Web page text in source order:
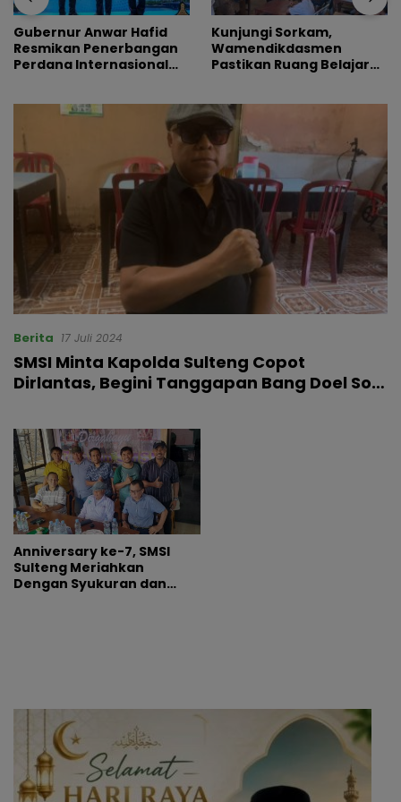
Gubernur Anwar Hafid
Resmikan Penerbangan
Perdana Internasional
Kunjungi Sorkam,
Wamendikdasmen
Pastikan Ruang Belajar
Berita 17 Juli 2024
SMSI Minta Kapolda Sulteng Copot
Dirlantas, Begini Tanggapan Bang Doel Soal
Anniversary ke-7, SMSI
Sulteng Meriahkan
Dengan Syukuran dan